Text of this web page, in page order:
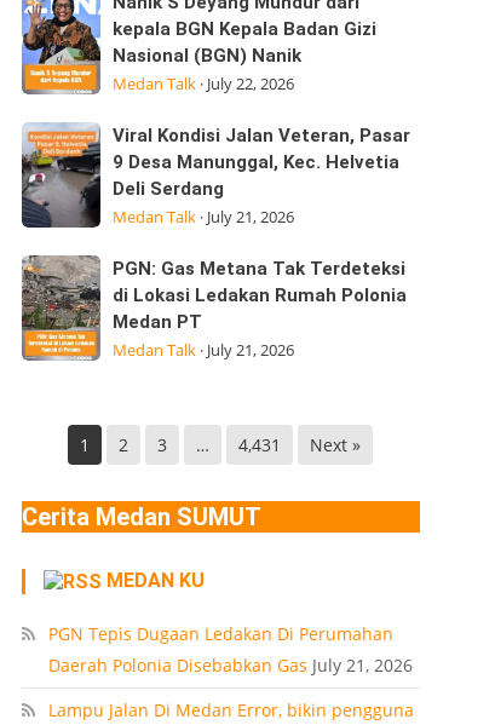
di
Lues
Aceh
Terasa
Hingga
di
Medan
Gempa
S
Deyang
Mundur
dari
kepala
BGN
Kepala
Badan
Gizi
Nasional
(BGN) Nanik
kepala BGN Kepala Badan Gizi
Nasional (BGN) Nanik
Medan Talk· July 22, 2026
Viral
Kondisi
Jalan
Veteran,
Pasar
9
Desa
Manunggal,
Kec.
Serdang
Viral Kondisi Jalan Veteran, Pasar
9 Desa Manunggal, Kec. Helvetia
Deli Serdang
Medan Talk· July 21, 2026
PGN:
Gas
Metana
Tak
Ledakan
Rumah
Polonia
PT
PGN: Gas Metana Tak Terdeteksi
di Lokasi Ledakan Rumah Polonia
Medan PT
Medan Talk· July 21, 2026
1 2 3 … 4,431 Next »
Cerita Medan SUMUT
MEDAN KU
PGN Tepis Dugaan Ledakan Di Perumahan
Daerah Polonia Disebabkan Gas July 21, 2026
Lampu Jalan Di Medan Error, bikin pengguna